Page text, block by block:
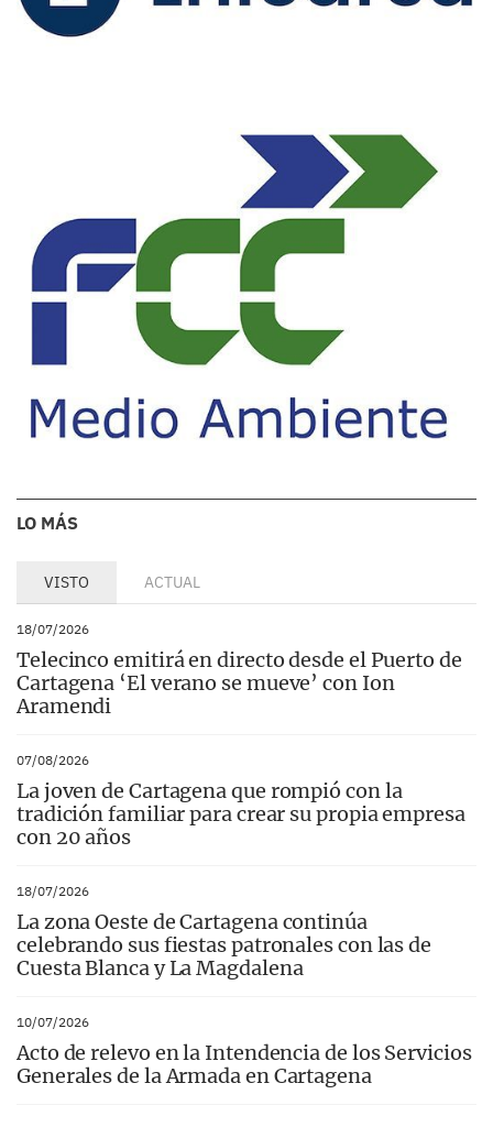
LO MÁS
VISTO ACTUAL
18/07/2026
Telecinco emitirá en directo desde el Puerto de
Cartagena ‘El verano se mueve’ con Ion
Aramendi
07/08/2026
La joven de Cartagena que rompió con la
tradición familiar para crear su propia empresa
con 20 años
18/07/2026
La zona Oeste de Cartagena continúa
celebrando sus fiestas patronales con las de
Cuesta Blanca y La Magdalena
10/07/2026
Acto de relevo en la Intendencia de los Servicios
Generales de la Armada en Cartagena